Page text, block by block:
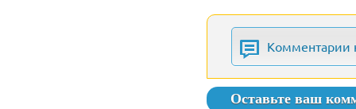
Комментарии
Оставьте ваш